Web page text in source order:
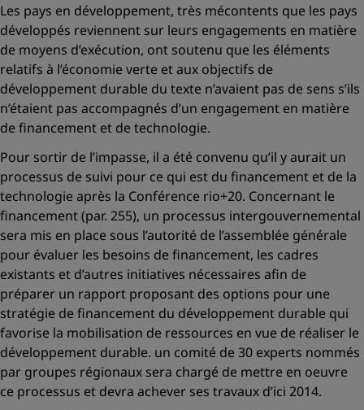
Les pays en développement, très mécontents que les pays
développés reviennent sur leurs engagements en matière
de moyens d’exécution, ont soutenu que les éléments
relatifs à l’économie verte et aux objectifs de
développement durable du texte n’avaient pas de sens s’ils
n’étaient pas accompagnés d’un engagement en matière
de financement et de technologie.
Pour sortir de l’impasse, il a été convenu qu’il y aurait un
processus de suivi pour ce qui est du financement et de la
technologie après la Conférence rio+20. Concernant le
financement (par. 255), un processus intergouvernemental
sera mis en place sous l’autorité de l’assemblée générale
pour évaluer les besoins de financement, les cadres
existants et d’autres initiatives nécessaires afin de
préparer un rapport proposant des options pour une
stratégie de financement du développement durable qui
favorise la mobilisation de ressources en vue de réaliser le
développement durable. un comité de 30 experts nommés
par groupes régionaux sera chargé de mettre en oeuvre
ce processus et devra achever ses travaux d’ici 2014.